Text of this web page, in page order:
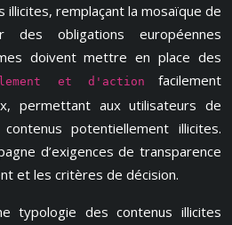
illicites, remplaçant la mosaïque de
des obligations européennes
doivent mettre en place des
et d'action
facilement
permettant aux utilisateurs de
potentiellement illicites.
d’exigences de transparence
et les critères de décision.
typologie des contenus illicites